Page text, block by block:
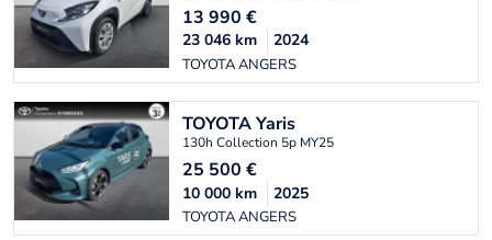
13 990 €
TOYOTA ANGERS
23 046 km 2024
TOYOTAYaris
130h Collection 5p MY25
25 500 €
TOYOTA ANGERS
10 000 km 2025